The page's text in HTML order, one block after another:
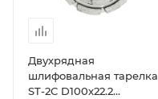
Двухрядная
шлифовальная тарелка
ST-2C D100х22.2